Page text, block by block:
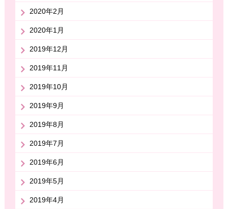
2020年2月
2020年1月
2019年12月
2019年11月
2019年10月
2019年9月
2019年8月
2019年7月
2019年6月
2019年5月
2019年4月